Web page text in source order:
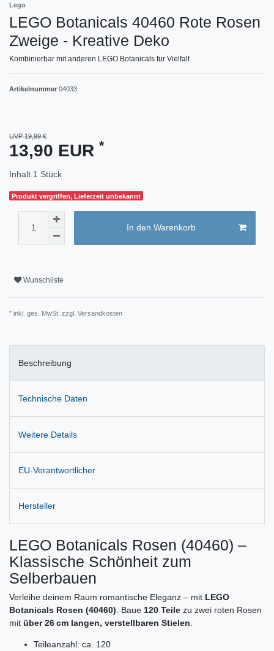
Lego
LEGO Botanicals 40460 Rote Rosen
Zweige - Kreative Deko
Kombinierbar mit anderen LEGO Botanicals für Vielfalt
Artikelnummer 04033
UVP 19,99 €
13,90 EUR *
Inhalt 1 Stück
Produkt vergriffen, Lieferzeit unbekannt
In den Warenkorb
Wunschliste
* inkl. ges. MwSt. zzgl. Versandkosten
Beschreibung
Technische Daten
Weitere Details
EU-Verantwortlicher
Hersteller
LEGO Botanicals Rosen (40460) –
Klassische Schönheit zum
Selberbauen
Verleihe deinem Raum romantische Eleganz – mit LEGO
Botanicals Rosen (40460). Baue 120 Teile zu zwei roten Rosen
mit über 26 cm langen, verstellbaren Stielen.
Teileanzahl: ca. 120